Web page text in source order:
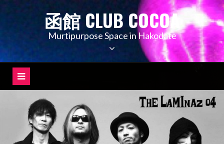
ツ
キ
函館 CLUB COCOA
Murtipurpose Space in Hakodate